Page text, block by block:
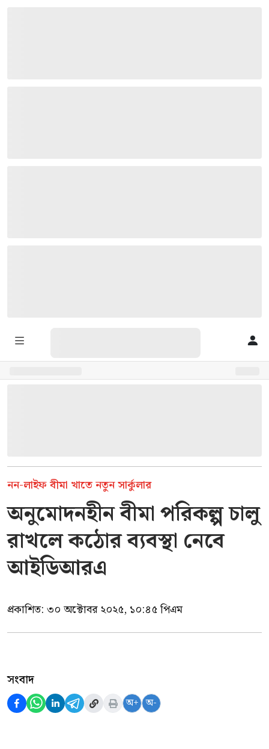
নন-লাইফ বীমা খাতে নতুন সার্কুলার
অনুমোদনহীন বীমা পরিকল্প চালু
রাখলে কঠোর ব্যবস্থা নেবে
আইডিআরএ
প্রকাশিত: ৩০ অক্টোবর ২০২৫, ১০:৪৫ পিএম
সংবাদ
অ+ অ-